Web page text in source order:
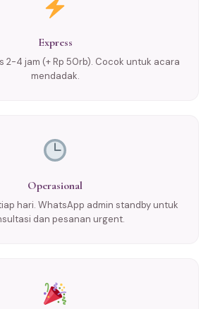
Express
2-4 jam (+ Rp 50rb). Cocok untuk acara
mendadak.
Operasional
hari. WhatsApp admin standby untuk
dan pesanan urgent.